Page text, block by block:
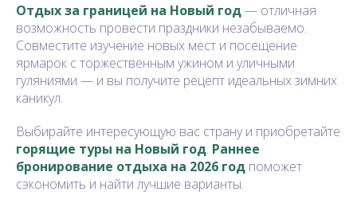
Отдых за границей на Новый год— отличная
возможность провести праздники незабываемо.
Совместите изучение новых мест и посещение
ярмарок с торжественным ужином и уличными
гуляниями — и вы получите рецепт идеальных зимних
каникул.
Выбирайте интересующую вас страну и приобретайте
горящие туры на Новый год. Раннее
бронирование отдыха на 2026 год поможет
сэкономить и найти лучшие варианты.